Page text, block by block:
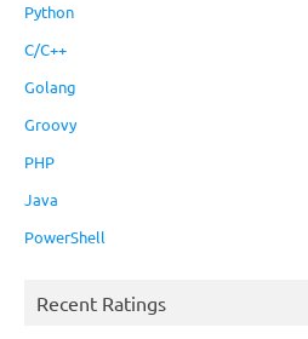
Python
C/C++
Golang
Groovy
PHP
Java
PowerShell
Recent Ratings